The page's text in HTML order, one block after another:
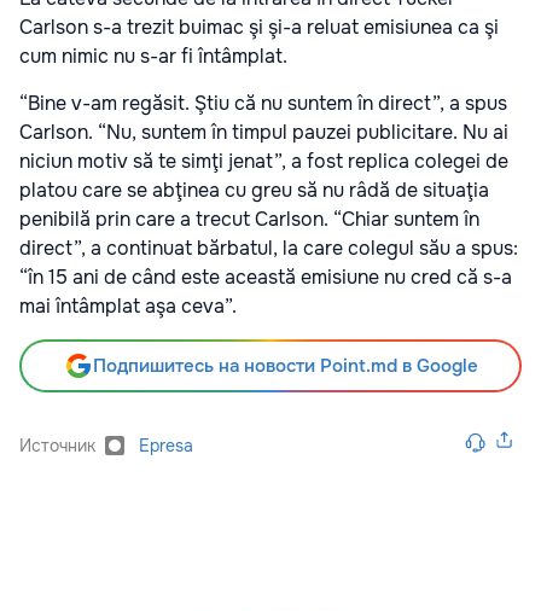
Carlson s-a trezit buimac şi şi-a reluat emisiunea ca şi
cum nimic nu s-ar fi întâmplat.
“Bine v-am regăsit. Ştiu că nu suntem în direct”, a spus
Carlson. “Nu, suntem în timpul pauzei publicitare. Nu ai
niciun motiv să te simţi jenat”, a fost replica colegei de
platou care se abţinea cu greu să nu râdă de situaţia
penibilă prin care a trecut Carlson. “Chiar suntem în
direct”, a continuat bărbatul, la care colegul său a spus:
“în 15 ani de când este această emisiune nu cred că s-a
mai întâmplat aşa ceva”.
Подпишитесь на новости Point.md в Google
Источник Epresa